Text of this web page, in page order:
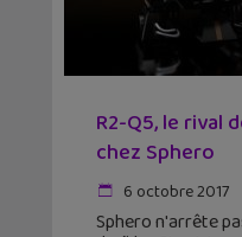
R2-Q5, le rival
chez Sphero
6 octobre 2017
Sphero n'arrête